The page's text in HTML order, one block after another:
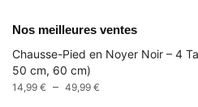
Nos meilleures ventes
Chausse-Pied en Noyer Noir – 4
50 cm, 60 cm)
14,99 € – 49,99 €